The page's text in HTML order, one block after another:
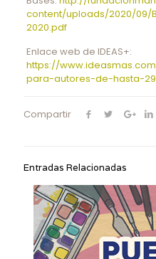
content/uploads/2020/
2020.pdf
Enlace web de IDEAS+:
https://
para-autores-de-hasta-
Compartir
Entradas Relacionadas